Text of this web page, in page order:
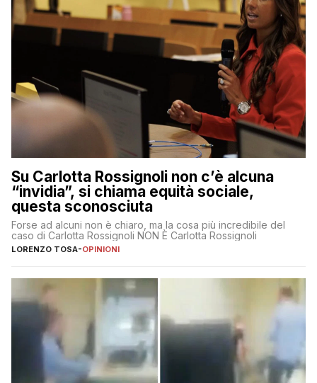
Su Carlotta Rossignoli non c’è alcuna
“invidia”, si chiama equità sociale,
questa sconosciuta
Forse ad alcuni non è chiaro, ma la cosa più incredibile del
caso di Carlotta Rossignoli NON È Carlotta Rossignoli
LORENZO TOSA-OPINIONI